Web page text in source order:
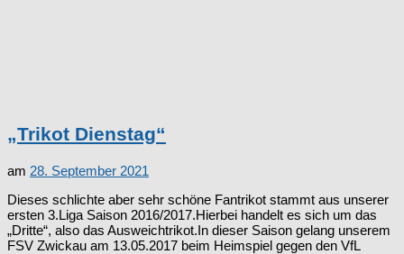
„Trikot Dienstag“
am 28. September 2021
Dieses schlichte aber sehr schöne Fantrikot stammt aus unserer
ersten 3.Liga Saison 2016/2017.Hierbei handelt es sich um das
„Dritte“, also das Ausweichtrikot.In dieser Saison gelang unserem
FSV Zwickau am 13.05.2017 beim Heimspiel gegen den VfL